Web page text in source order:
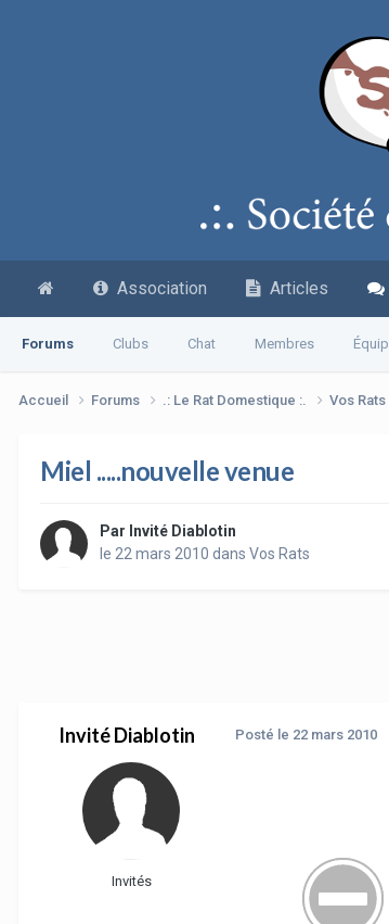
Association Articles
Forums Clubs Chat Membres
Accueil Forums .: Le Rat Domestique :. Vos Rats
Miel .....nouvelle venue
Par Invité Diablotin
le 22 mars 2010 dans Vos Rats
Invité Diablotin
Invités
Posté le 22 mars 2010